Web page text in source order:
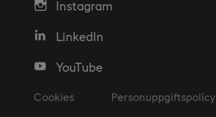
Instagram
LinkedIn
YouTube
Cookies Personuppgiftspolicy